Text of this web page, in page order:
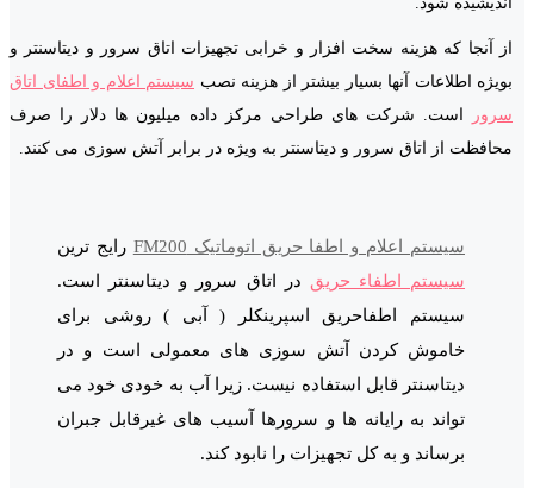
از آنجا که هزینه سخت افزار و خرابی تجهیزات اتاق سرور و دیتاسنتر و
بویژه اطلاعات آنها بسیار بیشتر از هزینه نصب سیستم اعلام و اطفای اتاق
سرور
است. شرکت های طراحی مرکز داده میلیون ها دلار را صرف
محافظت از اتاق سرور و دیتاسنتر به ویژه در برابر آتش سوزی می کنند.
سیستم اعلام و اطفا حریق اتوماتیک FM200
رایج ترین
سیستم اطفاء حریق در اتاق سرور و دیتاسنتر است.
سیستم اطفاحریق اسپرینکلر ( آبی ) روشی برای
خاموش کردن آتش سوزی های معمولی است و در
دیتاسنتر قابل استفاده نیست. زیرا آب به خودی خود می
تواند به رایانه ها و سرورها آسیب های غیرقابل جبران
برساند و به کل تجهیزات را نابود کند.